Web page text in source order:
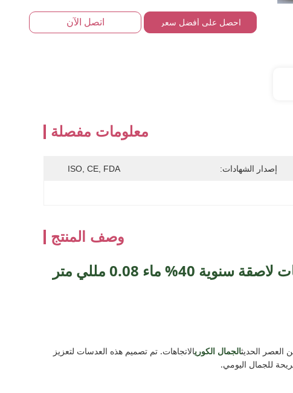
احصل على أفضل سعر اتصل الآن
معلومات مفصلة
إصدار الشهادات: ISO, CE, FDA
وصف المنتج
مولي جرين 14.0 مللي متر وصل حديثا K-Beauty عدسات لاصقة سنوية 40% ماء 0.08 مللي متر
الجمال الكوريالاتجاهات. تم تصميم هذه العدسات لتعزيز
للجمال اليومي.